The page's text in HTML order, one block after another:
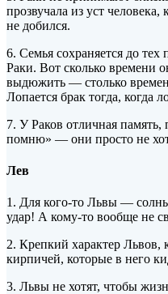
прозвучала из уст
не добился.
6. Семья сохраняется до тех
Раки. Вот сколько времени
выдюжить — столько
Лопается брак тогда, когда
7. У Раков отличная память,
помню» — они просто не
Лев
1. Для кого-то Львы —
удар! А кому-то вообще не
2. Крепкий характер Львов,
кирпичей, которые в него
3. Львы не хотят, чтобы